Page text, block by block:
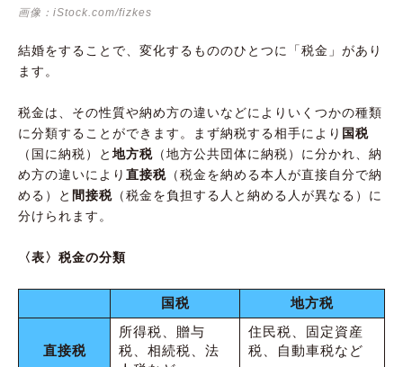
画像：iStock.com/fizkes
結婚をすることで、変化するもののひとつに「税金」があり
ます。
税金は、その性質や納め方の違いなどによりいくつかの種類
に分類することができます。まず納税する相手により 国税
（国に納税）と 地方税 （地方公共団体に納税）に分かれ、納
め方の違いにより 直接税 （税金を納める本人が直接自分で納
める）と 間接税 （税金を負担する人と納める人が異なる）に
分けられます。
〈表〉税金の分類
国税 地方税
直接税
所得税、贈与
税、相続税、法
住民税、固定資産
税、自動車税など